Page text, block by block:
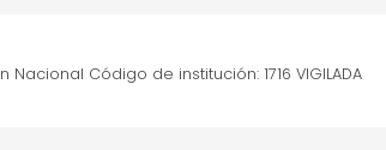
Código de institución: 1716 VIGILADA